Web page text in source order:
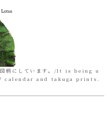
図柄にしています。/It is being u
calendar and takuga prints.